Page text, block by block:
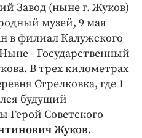
Завод (ныне г. Жуков)
музей, 9 мая
в филиал Калужского
- Государственный
В трех километрах
Стрелковка, где 1
будущий
Герой Советского
Жуков.